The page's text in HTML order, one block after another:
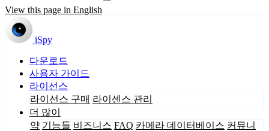
View this page in English
iSpy
다운로드
사용자 가이드
라이선스
라이선스 구매 라이센스 관리
더 많이
약 기능들 비즈니스 FAQ 카메라 데이터베이스 커뮤니